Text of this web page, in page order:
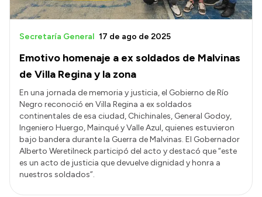
Emotivo homenaje a ex soldados de Malvinas
de Villa Regina y la zona
Secretaría General 17 de ago de 2025
En una jornada de memoria y justicia, el Gobierno de Río
Negro reconoció en Villa Regina a ex soldados
continentales de esa ciudad, Chichinales, General Godoy,
Ingeniero Huergo, Mainqué y Valle Azul, quienes estuvieron
bajo bandera durante la Guerra de Malvinas. El Gobernador
Alberto Weretilneck participó del acto y destacó que “este
es un acto de justicia que devuelve dignidad y honra a
nuestros soldados”.